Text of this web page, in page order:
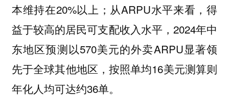
本维持在20%以上；从ARPU水平来看，得
益于较高的居民可支配收入水平，2024年中
东地区预测以570美元的外卖ARPU显著领
先于全球其他地区，按照单均16美元测算则
年化人均可达约36单。